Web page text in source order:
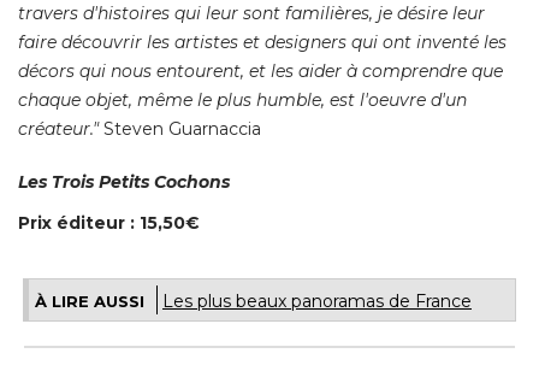
travers d'histoires qui leur sont familières, je désire leur
faire découvrir les artistes et designers qui ont inventé les
décors qui nous entourent, et les aider à comprendre que
chaque objet, même le plus humble, est l'oeuvre d'un
créateur."Steven Guarnaccia
Les Trois Petits Cochons
Prix éditeur : 15,50€
À LIRE AUSSI Les plus beaux panoramas de France